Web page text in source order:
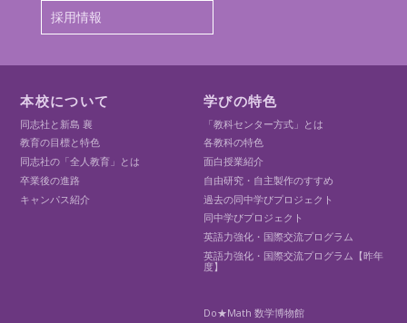
採用情報
本校について
同志社と新島 襄
教育の目標と特色
同志社の「全人教育」とは
卒業後の進路
キャンパス紹介
学びの特色
「教科センター方式」とは
各教科の特色
面白授業紹介
自由研究・自主製作のすすめ
過去の同中学びプロジェクト
同中学びプロジェクト
英語力強化・国際交流プログラム
英語力強化・国際交流プログラム【昨年
度】
Do★Math 数学博物館